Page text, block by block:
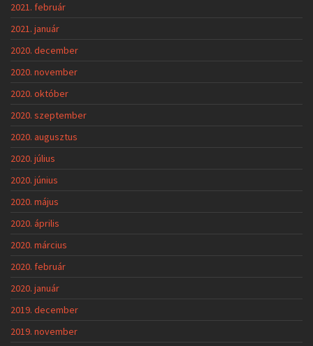
2021. február
2021. január
2020. december
2020. november
2020. október
2020. szeptember
2020. augusztus
2020. július
2020. június
2020. május
2020. április
2020. március
2020. február
2020. január
2019. december
2019. november